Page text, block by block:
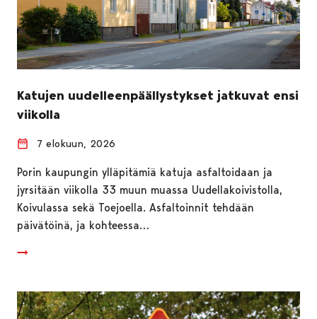
Katujen uudelleenpäällystykset jatkuvat ensi
viikolla
7 elokuun, 2026
Porin kaupungin ylläpitämiä katuja asfaltoidaan ja
jyrsitään viikolla 33 muun muassa Uudellakoivistolla,
Koivulassa sekä Toejoella. Asfaltoinnit tehdään
päivätöinä, ja kohteessa…